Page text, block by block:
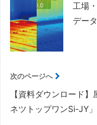
工場
デー
次のページへ
【資料ダウンロード
ネツトップワンSi-JY